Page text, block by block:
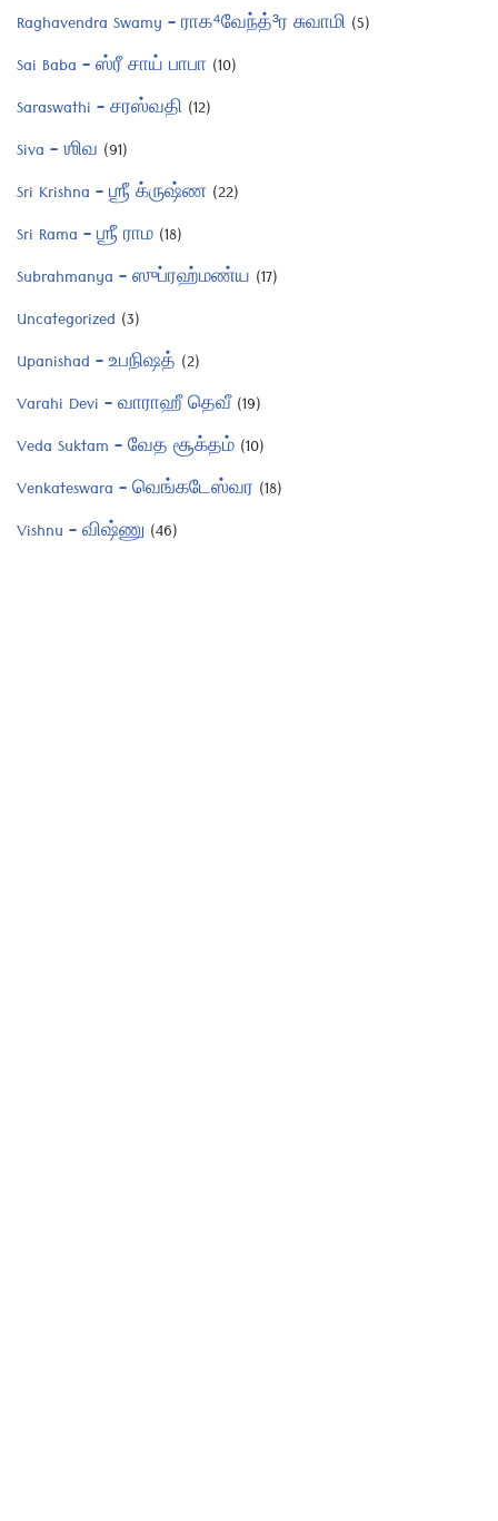
Raghavendra Swamy – ராக⁴வேந்த்³ர சுவாமி (5)
Sai Baba – ஸ்ரீ சாய் பாபா (10)
Saraswathi – சரஸ்வதி (12)
Siva – ஶிவ (91)
Sri Krishna – ஶ்ரீ க்ருஷ்ண (22)
Sri Rama – ஶ்ரீ ராம (18)
Subrahmanya – ஸுப்ரஹ்மண்ய (17)
Uncategorized (3)
Upanishad – உபநிஷத் (2)
Varahi Devi – வாராஹீ தெவீ(19)
Veda Suktam – வேத சூக்தம் (10)
Venkateswara – வெங்கடேஸ்வர (18)
Vishnu – விஷ்ணு (46)